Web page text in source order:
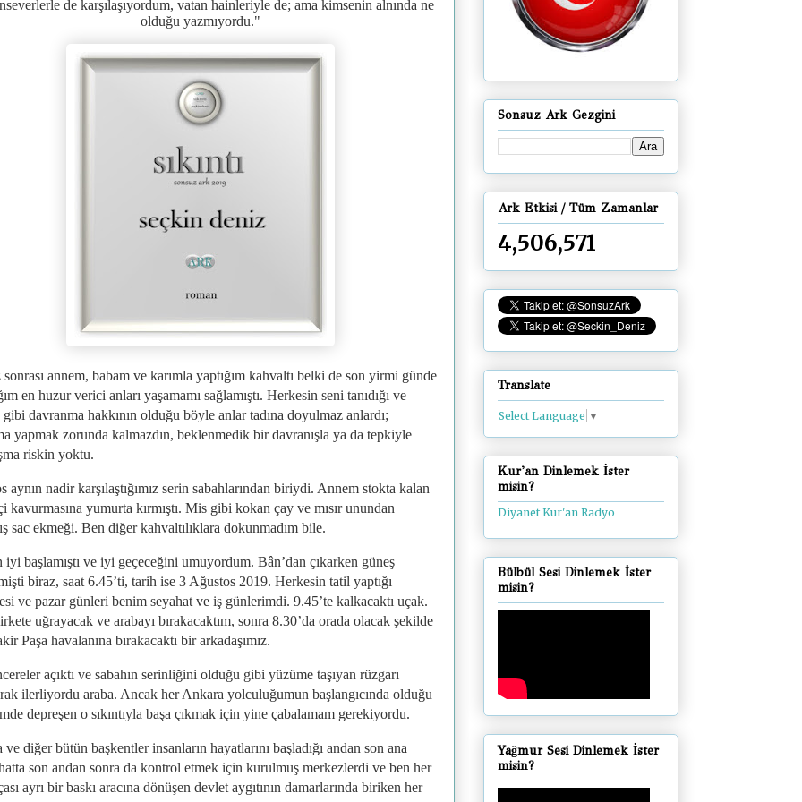
de karşılaşıyordum, vatan hainleriyle de; ama kimsenin alnında ne
olduğu yazmıyordu."
annem, babam ve karımla yaptığım kahvaltı belki de son yirmi günde
en huzur verici anları yaşamamı sağlamıştı. Herkesin seni tanıdığı ve
davranma hakkının olduğu böyle anlar tadına doyulmaz anlardı;
yapmak zorunda kalmazdın, beklenmedik bir davranışla ya da tepkiyle
riskin yoktu.
aynın nadir karşılaştığımız serin sabahlarından biriydi. Annem stokta kalan
kavurmasına yumurta kırmıştı. Mis gibi kokan çay ve mısır unundan
sac ekmeği. Ben diğer kahvaltılıklara dokunmadım bile.
iyi başlamıştı ve iyi geçeceğini umuyordum. Bân’dan çıkarken güneş
biraz, saat 6.45’ti, tarih ise 3 Ağustos 2019. Herkesin tatil yaptığı
ve pazar günleri benim seyahat ve iş günlerimdi. 9.45’te kalkacaktı uçak.
uğrayacak ve arabayı bırakacaktım, sonra 8.30’da orada olacak şekilde
Paşa havalanına bırakacaktı bir arkadaşımız.
açıktı ve sabahın serinliğini olduğu gibi yüzüme taşıyan rüzgarı
ilerliyordu araba. Ancak her Ankara yolculuğumun başlangıcında olduğu
depreşen o sıkıntıyla başa çıkmak için yine çabalamam gerekiyordu.
diğer bütün başkentler insanların hayatlarını başladığı andan son ana
son andan sonra da kontrol etmek için kurulmuş merkezlerdi ve ben her
ayrı bir baskı aracına dönüşen devlet aygıtının damarlarında biriken her
Sonsuz Ark Gezgini
Ark Etkisi / Tüm Zamanlar
4,506,571
Translate
Select Language ▼
Kur'an Dinlemek İster
misin?
Diyanet Kur'an Radyo
Bülbül Sesi Dinlemek İster
misin?
Yağmur Sesi Dinlemek İster
misin?